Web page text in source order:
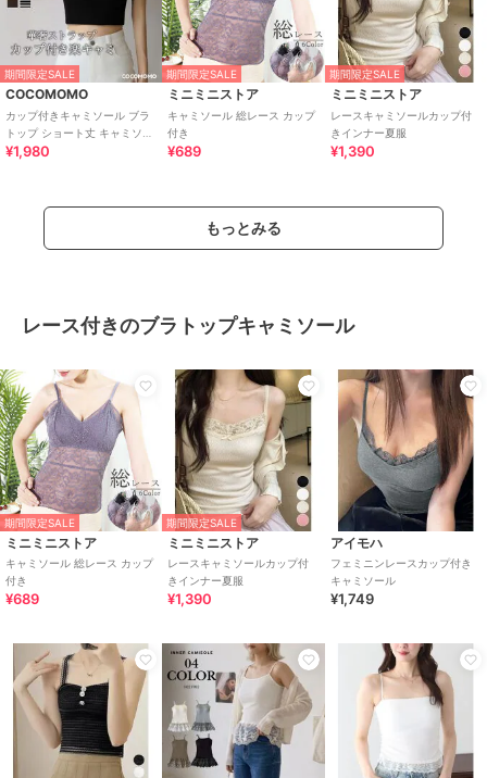
期間限定SALE
COCOMOMO
カップ付きキャミソール ブラ
トップ ショート丈 キャミソー
ル ナローストラップ ノンワイ
¥1,980
期間限定SALE
ミニミニストア
キャミソール 総レース カップ
付き
¥689
期間限定SALE
ミニミニストア
レースキャミソールカップ付
きインナー夏服
¥1,390
もっとみる
レース付きのブラトップキャミソール
期間限定SALE
ミニミニストア
キャミソール 総レース カップ
付き
¥689
期間限定SALE
ミニミニストア
レースキャミソールカップ付
きインナー夏服
¥1,390
アイモハ
フェミニンレースカップ付き
キャミソール
¥1,749